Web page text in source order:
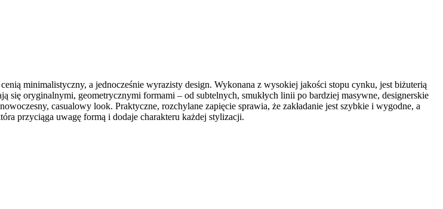
minimalistyczny, a jednocześnie wyrazisty design. Wykonana z wysokiej jakości stopu cynku, jest biżuterią
oryginalnymi, geometrycznymi formami – od subtelnych, smukłych linii po bardziej masywne, designerskie
casualowy look. Praktyczne, rozchylane zapięcie sprawia, że zakładanie jest szybkie i wygodne, a
przyciąga uwagę formą i dodaje charakteru każdej stylizacji.